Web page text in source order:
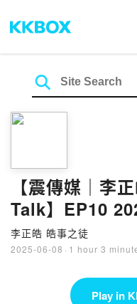
【震傳媒｜李
Talk】EP10 20250608
哩路，公民、意
的角色，無私是
人：李正皓
李正皓 皓事之徒
2025-06-08 · 1 hour 3
Play in